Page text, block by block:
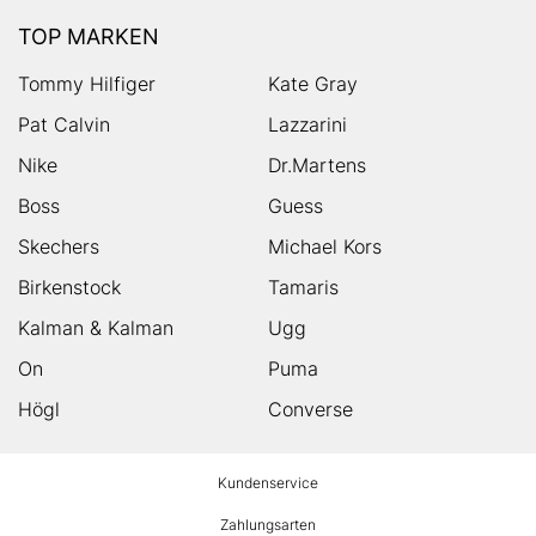
TOP MARKEN
Tommy Hilfiger
Kate Gray
Pat Calvin
Lazzarini
Nike
Dr.Martens
Boss
Guess
Skechers
Michael Kors
Birkenstock
Tamaris
Kalman & Kalman
Ugg
On
Puma
Högl
Converse
Kundenservice
Zahlungsarten